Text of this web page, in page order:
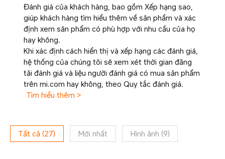
Đánh giá của khách hàng, bao gồm Xếp hạng sao,
giúp khách hàng tìm hiểu thêm về sản phẩm và xác
định xem sản phẩm có phù hợp với nhu cầu của họ
hay không.
Khi xác định cách hiển thị và xếp hạng các đánh giá,
hệ thống của chúng tôi sẽ xem xét thời gian đăng
tải đánh giá và liệu người đánh giá có mua sản phẩm
trên mi.com hay không, theo Quy tắc đánh giá.
Tìm hiểu thêm >
Tất cả (27) Mới nhất Hình ảnh (9)